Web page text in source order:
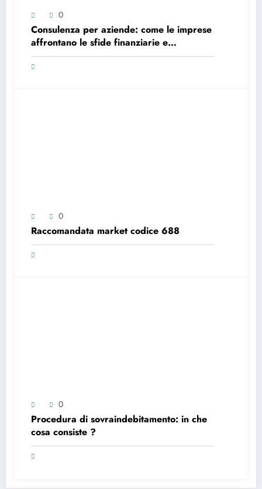
0
Consulenza per aziende: come le imprese
affrontano le sfide finanziarie e
strategiche nel contesto attuale
0
Raccomandata market codice 688
0
Procedura di sovraindebitamento: in che
cosa consiste ?